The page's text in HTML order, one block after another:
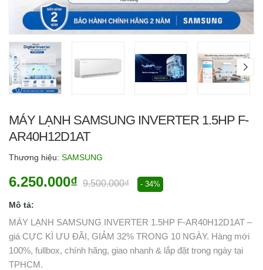
MÁY LẠNH SAMSUNG INVERTER 1.5HP F-
AR40H12D1AT
Thương hiệu: SAMSUNG
6.250.000₫ 9.500.000₫ - 34%
Mô tả:
MÁY LẠNH SAMSUNG INVERTER 1.5HP F-AR40H12D1AT –
giá CỰC KÌ ƯU ĐÃI, GIẢM 32% TRONG 10 NGÀY. Hàng mới
100%, fullbox, chính hãng, giao nhanh & lắp đặt trong ngày tại
TPHCM.